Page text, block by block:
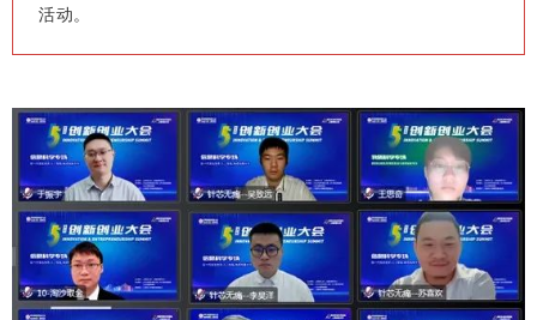
活动。